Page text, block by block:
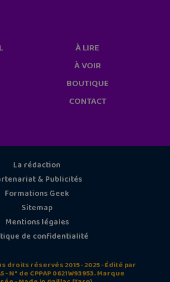
À LIRE
À VOIR
BOUTIQUE
CONTACT
La rédaction
& Publicités
Formations Geek
Sitemap
Mentions légales
de confidentialité
droits réservés 2015 - 2025 - Édité par
- N° de CPPAP 0621W93953. Marque